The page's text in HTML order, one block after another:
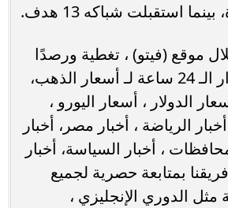
موقع (فيتو) ، تغطية ورصدًا
مستمرًّا على مدار الـ 24 ساعة لـ أسعار الذهب،
الدولار ، أسعار اليورو ،
الرياضة ، أخبار مصر، أخبار
، أخبار السياسة، أخبار
بمتابعة حصرية لجميع
مثل الدوري الإنجليزي ،